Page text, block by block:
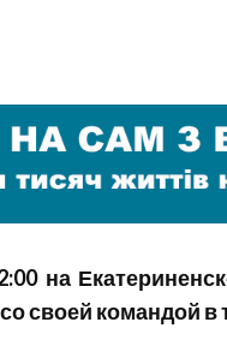
на
своей командой в